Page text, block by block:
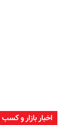
اخبار بازار و کسب